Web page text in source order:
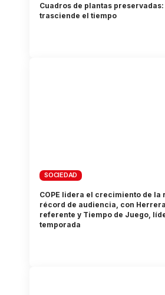
Cuadros de plantas
trasciende el tiempo
SOCIEDAD
COPE lidera el crecimiento de la
récord de audiencia, con
referente y Tiempo de Juego,
temporada